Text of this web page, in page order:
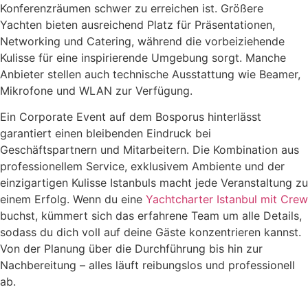
Konferenzräumen schwer zu erreichen ist. Größere
Yachten bieten ausreichend Platz für Präsentationen,
Networking und Catering, während die vorbeiziehende
Kulisse für eine inspirierende Umgebung sorgt. Manche
Anbieter stellen auch technische Ausstattung wie Beamer,
Mikrofone und WLAN zur Verfügung.
Ein Corporate Event auf dem Bosporus hinterlässt
garantiert einen bleibenden Eindruck bei
Geschäftspartnern und Mitarbeitern. Die Kombination aus
professionellem Service, exklusivem Ambiente und der
einzigartigen Kulisse Istanbuls macht jede Veranstaltung zu
einem Erfolg. Wenn du eine Yachtcharter Istanbul mit Crew
buchst, kümmert sich das erfahrene Team um alle Details,
sodass du dich voll auf deine Gäste konzentrieren kannst.
Von der Planung über die Durchführung bis hin zur
Nachbereitung – alles läuft reibungslos und professionell
ab.